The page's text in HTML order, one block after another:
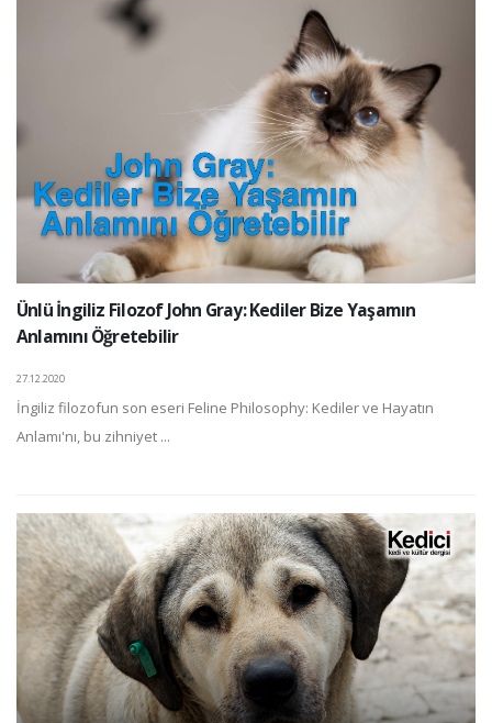
Ünlü İngiliz Filozof John Gray: Kediler Bize Yaşamın
Anlamını Öğretebilir
27.12.2020
İngiliz filozofun son eseri Feline Philosophy: Kediler ve Hayatın
Anlamı'nı, bu zihniyet ...